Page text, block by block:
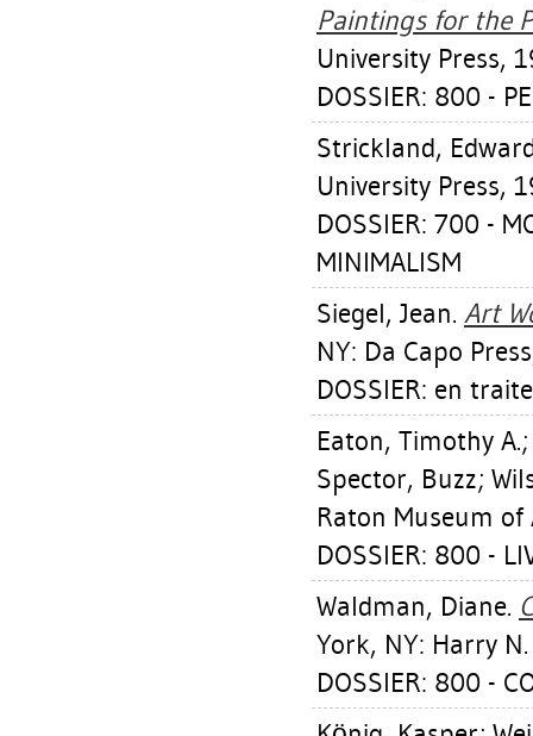
Paintings for the
University Press,
DOSSIER: 800 -
Strickland,
University Press,
DOSSIER: 700 -
MINIMALISM
Siegel, Jean. Art
NY: Da Capo
DOSSIER: en
Eaton, Timothy A.
Spector, Buzz;
Raton Museum of
DOSSIER: 800 -
Waldman, Diane.
York, NY: Harry
DOSSIER: 800 -